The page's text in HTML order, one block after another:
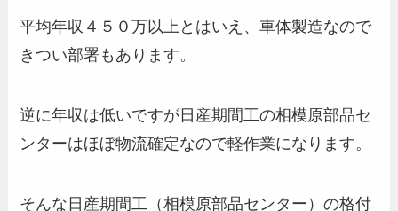
平均年収４５０万以上とはいえ、車体製造なので
きつい部署もあります。
逆に年収は低いですが日産期間工の相模原部品セ
ンターはほぼ物流確定なので軽作業になります。
そんな日産期間工（相模原部品センター）の格付